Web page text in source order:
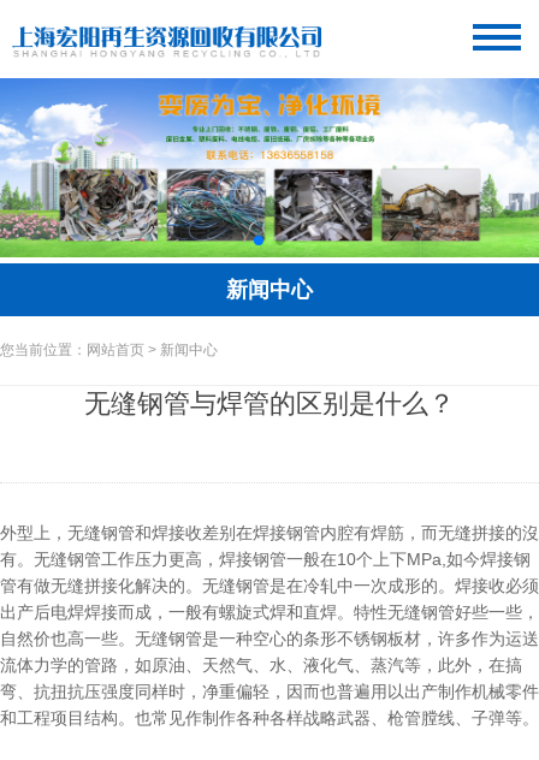
新闻中心
您当前位置：网站首页 > 新闻中心
无缝钢管与焊管的区别是什么？
外型上，无缝钢管和焊接收差别在焊接钢管内腔有焊筋，而无缝拼接的沒
有。无缝钢管工作压力更高，焊接钢管一般在10个上下MPa,如今焊接钢
管有做无缝拼接化解决的。无缝钢管是在冷轧中一次成形的。焊接收必须
出产后电焊焊接而成，一般有螺旋式焊和直焊。特性无缝钢管好些一些，
自然价也高一些。无缝钢管是一种空心的条形不锈钢板材，许多作为运送
流体力学的管路，如原油、天然气、水、液化气、蒸汽等，此外，在搞
弯、抗扭抗压强度同样时，净重偏轻，因而也普遍用以出产制作机械零件
和工程项目结构。也常见作制作各种各样战略武器、枪管膛线、子弹等。